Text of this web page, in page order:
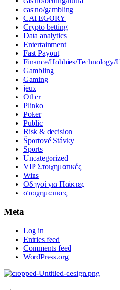
casino/gambling
CATEGORY
Crypto betting
Data analytics
Entertainment
Fast Payout
Finance/Hobbies/Technology/
Gambling
Gaming
jeux
Other
Plinko
Poker
Public
Risk & decision
Športové Stávky
Sports
Uncategorized
VIP Στοιχηματικές
Wins
Οδηγοί για Παίκτες
στοιχηματικες
Meta
Log in
Entries feed
Comments feed
WordPress.org